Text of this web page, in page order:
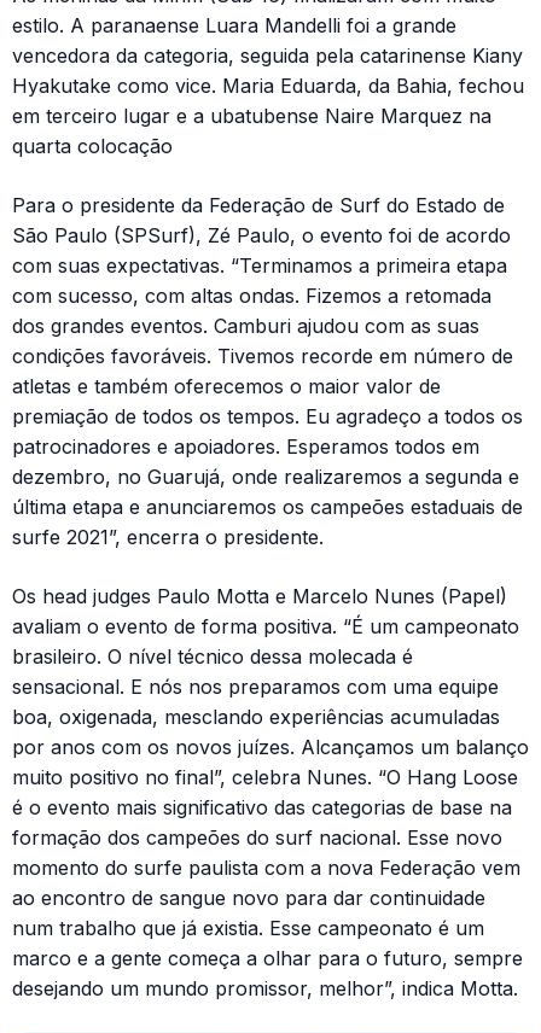
estilo. A paranaense Luara Mandelli foi a grande
vencedora da categoria, seguida pela catarinense Kiany
Hyakutake como vice. Maria Eduarda, da Bahia, fechou
em terceiro lugar e a ubatubense Naire Marquez na
quarta colocação
Para o presidente da Federação de Surf do Estado de
São Paulo (SPSurf), Zé Paulo, o evento foi de acordo
com suas expectativas. “Terminamos a primeira etapa
com sucesso, com altas ondas. Fizemos a retomada
dos grandes eventos. Camburi ajudou com as suas
condições favoráveis. Tivemos recorde em número de
atletas e também oferecemos o maior valor de
premiação de todos os tempos. Eu agradeço a todos os
patrocinadores e apoiadores. Esperamos todos em
dezembro, no Guarujá, onde realizaremos a segunda e
última etapa e anunciaremos os campeões estaduais de
surfe 2021”, encerra o presidente.
Os head judges Paulo Motta e Marcelo Nunes (Papel)
avaliam o evento de forma positiva. “É um campeonato
brasileiro. O nível técnico dessa molecada é
sensacional. E nós nos preparamos com uma equipe
boa, oxigenada, mesclando experiências acumuladas
por anos com os novos juízes. Alcançamos um balanço
muito positivo no final”, celebra Nunes. “O Hang Loose
é o evento mais significativo das categorias de base na
formação dos campeões do surf nacional. Esse novo
momento do surfe paulista com a nova Federação vem
ao encontro de sangue novo para dar continuidade
num trabalho que já existia. Esse campeonato é um
marco e a gente começa a olhar para o futuro, sempre
desejando um mundo promissor, melhor”, indica Motta.